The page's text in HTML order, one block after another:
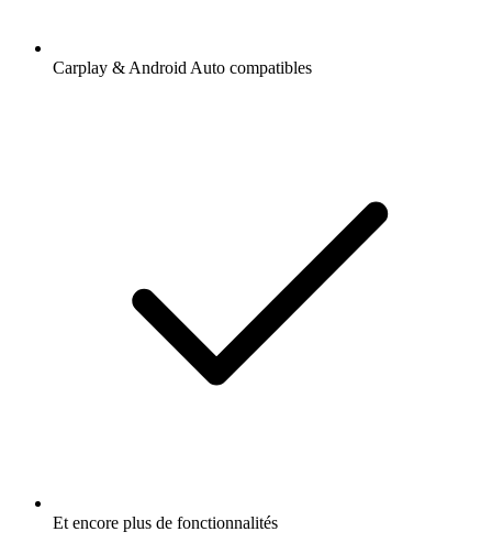
Carplay & Android Auto compatibles
Et encore plus de fonctionnalités